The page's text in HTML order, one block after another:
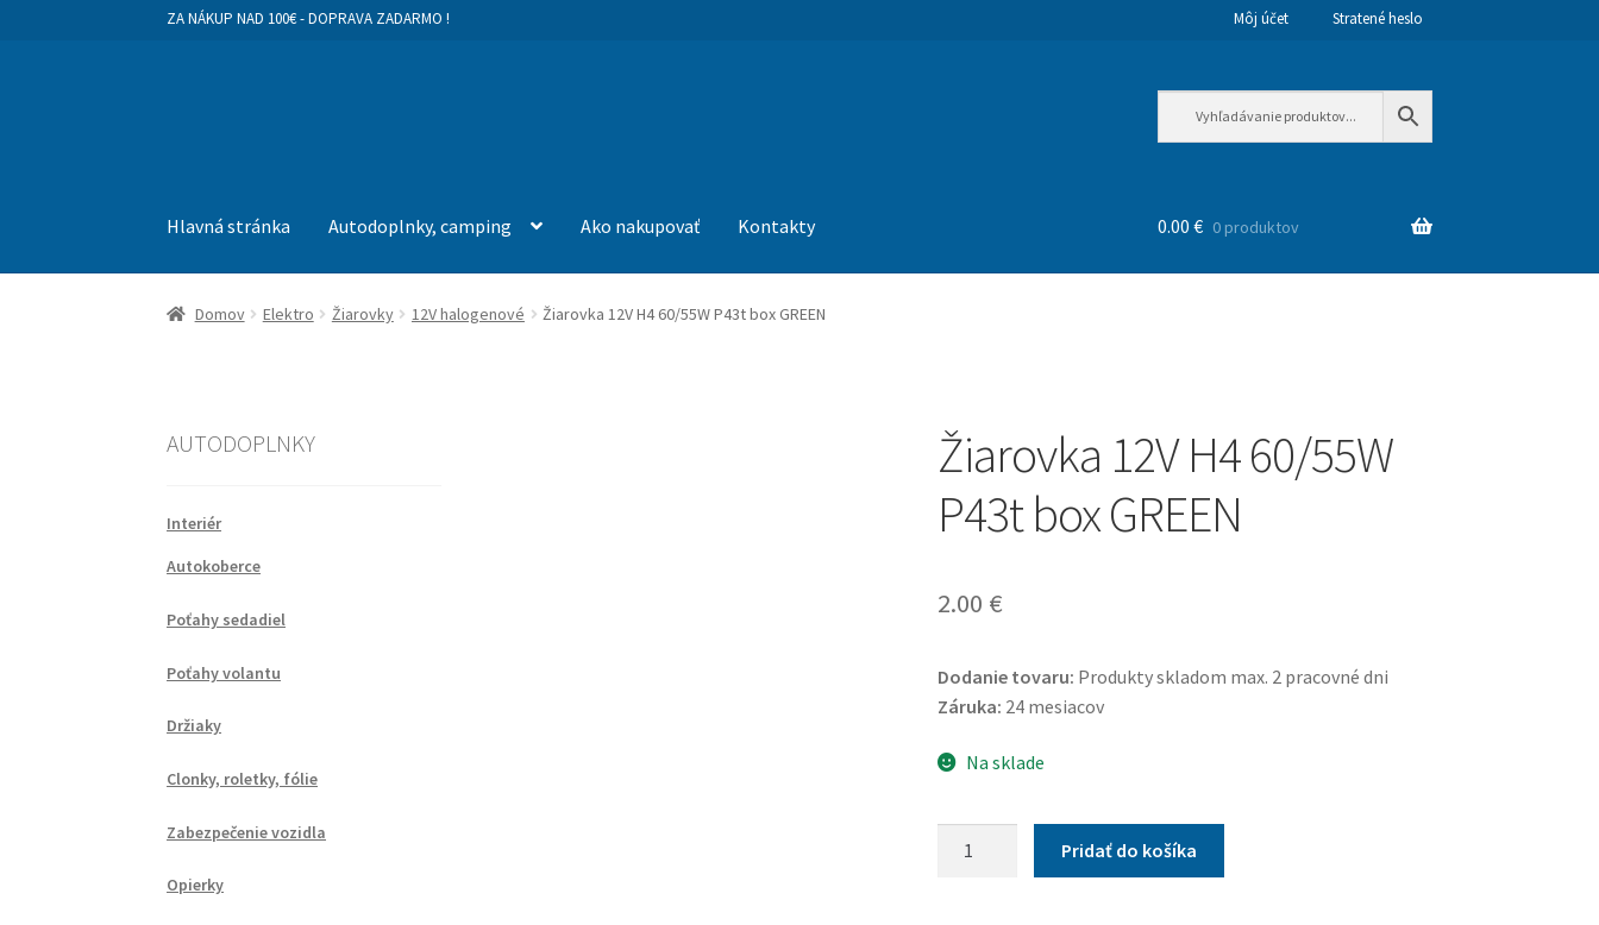
ZA NÁKUP NAD 100€ - DOPRAVA ZADARMO ! Môj účet Stratené heslo
Hlavná stránka Autodoplnky, camping Ako nakupovať Kontakty 0.00 € 0 produktov
Domov Elektro Žiarovky 12V halogenové Žiarovka 12V H4 60/55W P43t box GREEN
Žiarovka 12V H4 60/55W
P43t box GREEN
2.00 €
Dodanie tovaru: Produkty skladom max. 2 pracovné dni
Záruka: 24 mesiacov
Na sklade
Pridať do košíka
AUTODOPLNKY
Interiér
Autokoberce
Poťahy sedadiel
Poťahy volantu
Držiaky
Clonky, roletky, fólie
Zabezpečenie vozidla
Opierky